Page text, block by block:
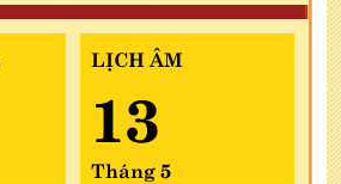
LỊCH ÂM
13
Tháng 5